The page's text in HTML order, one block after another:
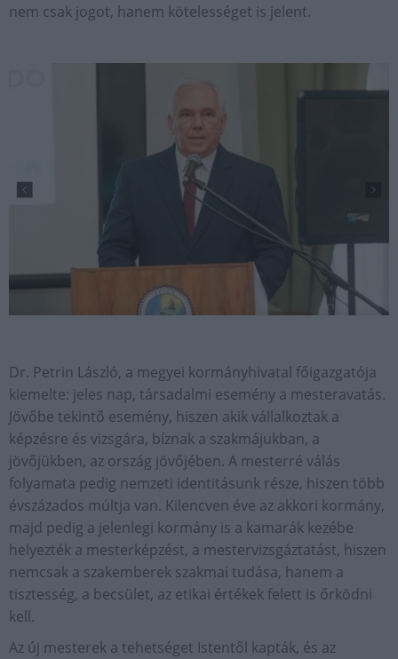
nem csak jogot, hanem kötelességet is jelent.
Dr. Petrin László, a megyei kormányhivatal főigazgatója
kiemelte: jeles nap, társadalmi esemény a mesteravatás.
Jövőbe tekintő esemény, hiszen akik vállalkoztak a
képzésre és vizsgára, bíznak a szakmájukban, a
jövőjükben, az ország jövőjében. A mesterré válás
folyamata pedig nemzeti identitásunk része, hiszen több
évszázados múltja van. Kilencven éve az akkori kormány,
majd pedig a jelenlegi kormány is a kamarák kezébe
helyezték a mesterképzést, a mestervizsgáztatást, hiszen
nemcsak a szakemberek szakmai tudása, hanem a
tisztesség, a becsület, az etikai értékek felett is őrködni
kell.
Az új mesterek a tehetséget Istentől kapták, és az